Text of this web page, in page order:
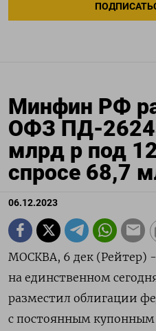
Минфин РФ
ОФЗ ПД-
млрд р под
спросе 68,7
06.12.2023
МОСКВА, 6 дек
на единственном
разместил облигации
с постоянным купонным